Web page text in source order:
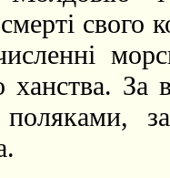
смерті
ханства. За